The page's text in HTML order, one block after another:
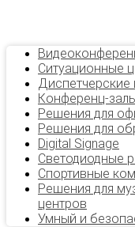
Ситуационные
Диспетчерские
Конференц-
Решения для
Решения для
Digital Signage
Светодиодные
Спортивные
Решения для
центров
Умный и